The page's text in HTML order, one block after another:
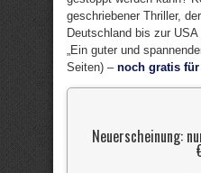
geschriebener Thriller,
Deutschland bis zur
„Ein guter und
Seiten) – noch gratis
Neuerscheinung: